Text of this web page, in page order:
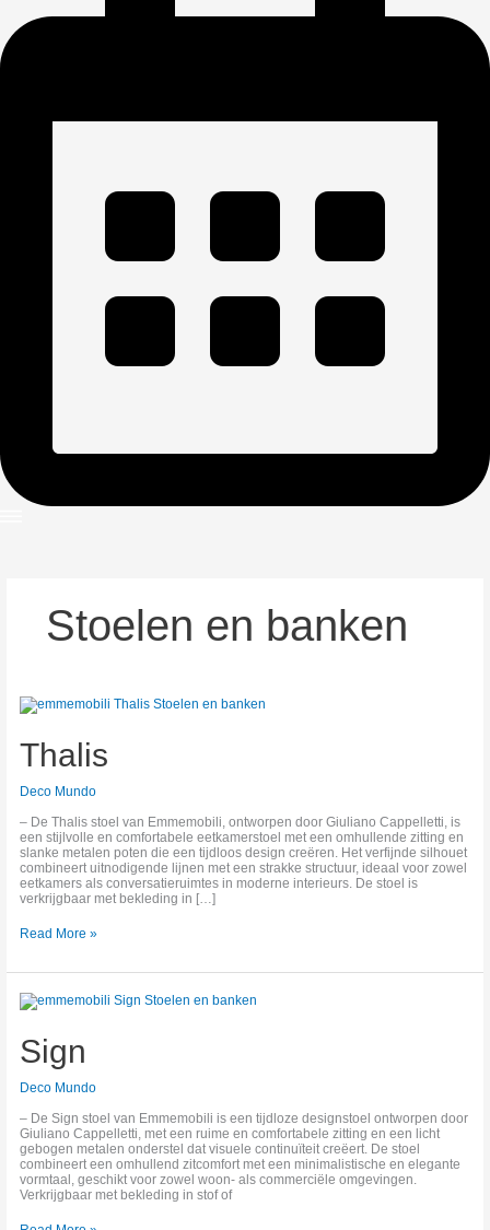
Stoelen en banken
Thalis
Deco Mundo
– De Thalis stoel van Emmemobili, ontworpen door Giuliano Cappelletti, is
een stijlvolle en comfortabele eetkamerstoel met een omhullende zitting en
slanke metalen poten die een tijdloos design creëren. Het verfijnde silhouet
combineert uitnodigende lijnen met een strakke structuur, ideaal voor zowel
eetkamers als conversatieruimtes in moderne interieurs. De stoel is
verkrijgbaar met bekleding in […]
Thalis
Read More »
Sign
Deco Mundo
– De Sign stoel van Emmemobili is een tijdloze designstoel ontworpen door
Giuliano Cappelletti, met een ruime en comfortabele zitting en een licht
gebogen metalen onderstel dat visuele continuïteit creëert. De stoel
combineert een omhullend zitcomfort met een minimalistische en elegante
vormtaal, geschikt voor zowel woon‑ als commerciële omgevingen.
Verkrijgbaar met bekleding in stof of
Sign